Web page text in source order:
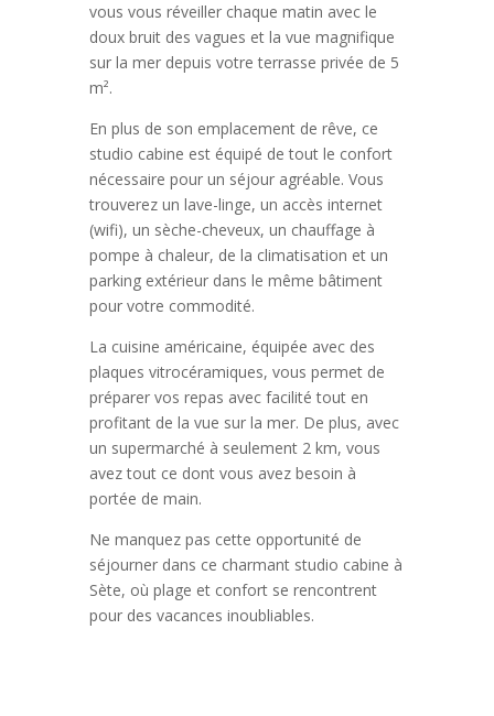
vous vous réveiller chaque matin avec le
doux bruit des vagues et la vue magnifique
sur la mer depuis votre terrasse privée de 5
m².
En plus de son emplacement de rêve, ce
studio cabine est équipé de tout le confort
nécessaire pour un séjour agréable. Vous
trouverez un lave-linge, un accès internet
(wifi), un sèche-cheveux, un chauffage à
pompe à chaleur, de la climatisation et un
parking extérieur dans le même bâtiment
pour votre commodité.
La cuisine américaine, équipée avec des
plaques vitrocéramiques, vous permet de
préparer vos repas avec facilité tout en
profitant de la vue sur la mer. De plus, avec
un supermarché à seulement 2 km, vous
avez tout ce dont vous avez besoin à
portée de main.
Ne manquez pas cette opportunité de
séjourner dans ce charmant studio cabine à
Sète, où plage et confort se rencontrent
pour des vacances inoubliables.